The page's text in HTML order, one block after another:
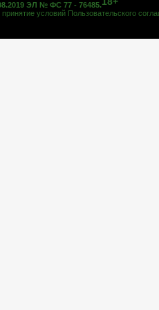
ЭЛ № ФС 77 - 76485.
принятие условий Пользовательского